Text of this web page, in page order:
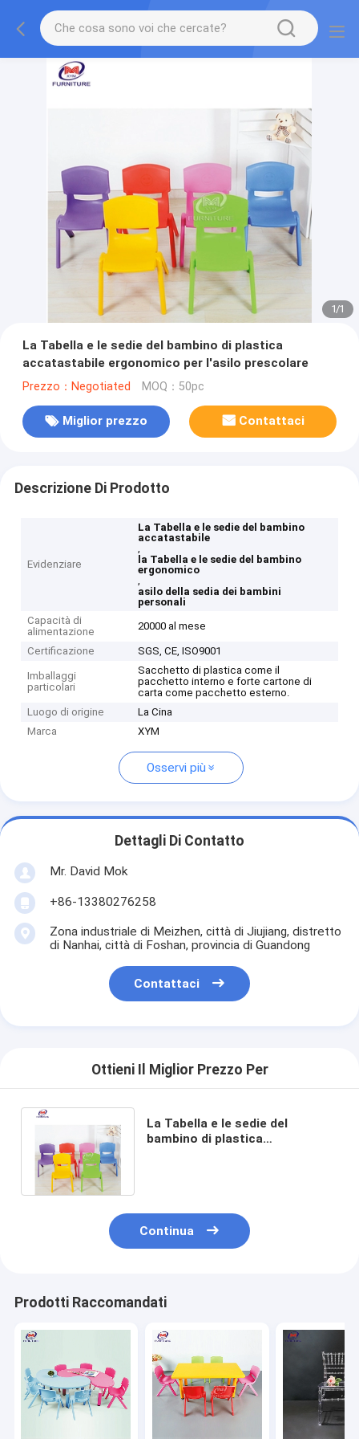
1/1
La Tabella e le sedie del bambino di plastica
accatastabile ergonomico per l'asilo prescolare
Prezzo：Negotiated MOQ：50pc
Miglior prezzo Contattaci
Descrizione Di Prodotto
Evidenziare
La Tabella e le sedie del bambino
accatastabile
,
la Tabella e le sedie del bambino
ergonomico
,
asilo della sedia dei bambini
personali
Capacità di
alimentazione
20000 al mese
Certificazione SGS, CE, ISO9001
Imballaggi
particolari
Sacchetto di plastica come il
pacchetto interno e forte cartone di
carta come pacchetto esterno.
Luogo di origine
La Cina
Marca
XYM
Osservi più
Dettagli Di Contatto
Mr. David Mok
+86-13380276258
Zona industriale di Meizhen, città di Jiujiang, distretto
di Nanhai, città di Foshan, provincia di Guandong
Contattaci
Ottieni Il Miglior Prezzo Per
La Tabella e le sedie del
bambino di plastica
Continua
Prodotti Raccomandati